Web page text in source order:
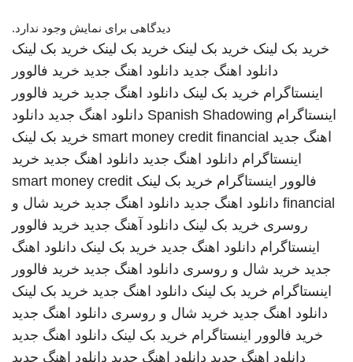
دیدگاهی برای نمایش وجود ندارد.
خرید بک لینک خرید بک لینک خرید بک لینک خرید بک لینک
دانلود اهنگ جدید دانلود اهنگ جدید خرید فالوور
اینستاگرام خرید بک لینک دانلود اهنگ جدید خرید فالوور
اینستاگرام Spanish Shadowing دانلود اهنگ جدید دانلود
اهنگ جدید smart money credit financial خرید بک لینک
اینستاگرام دانلود اهنگ جدید دانلود اهنگ جدید خرید
فالوور اینستاگرام خرید بک لینک smart money credit
financial دانلود اهنگ جدید دانلود اهنگ جدید خرید شال و
روسری خرید بک لینک دانلود آهنگ جدید خرید فالوور
اینستاگرام دانلود اهنگ جدید خرید بک لینک دانلود اهنگ
جدید خرید شال و روسری دانلود اهنگ جدید خرید فالوور
اینستاگرام خرید بک لینک دانلود اهنگ جدید خرید بک لینک
دانلود اهنگ جدید خرید شال و روسری دانلود اهنگ جدید
خرید فالوور اینستاگرام خرید بک لینک دانلود اهنگ جدید
دانلود اهنگ جدید دانلود اهنگ جدید دانلود اهنگ جدید